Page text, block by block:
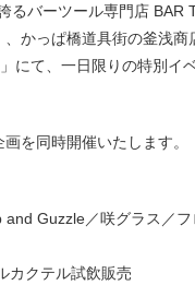
るバーツール専門店 BAR
かっぱ橋道具街の釜浅商
にて、一日限りの特別イ
を同時開催いたします。
and Guzzle／咲グラス／
カクテル試飲販売